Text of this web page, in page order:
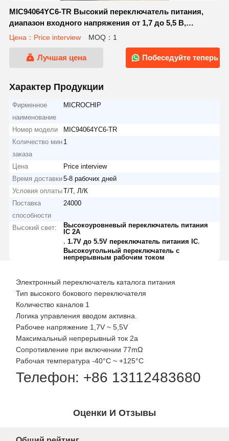
MIC94064YC6-TR Высокий переключатель питания,
диапазон входного напряжения от 1,7 до 5,5 В,
непрерывный рабочий ток 2 А.
Цена：Price interview MOQ：1
Лучшая цена Побеседуйте теперь
Характер Продукции
Фирменное
наименование
MICROCHIP
Номер модели
MIC94064YC6-TR
Количество мин
заказа
1
Цена
Price interview
Время доставки5-8 рабочих дней
Условия оплатыТ/Т, Л/К
Поставка
способности
24000
Высокий свет:
Высокоуровневый переключатель питания
IC 2A
,1.7V до 5.5V переключатель питания IC
Высокоугольный переключатель с
непрерывным рабочим током
Электронный переключатель каталога питания
Тип высокого бокового переключателя
Количество каналов 1
Логика управления вводом активна.
Рабочее напряжение 1,7V ~ 5,5V
Максимальный непрерывный ток 2а
Сопротивление при включении 77mΩ
Рабочая температура -40°C ~ +125°C
Телефон: +86 13112483680
Оценки И Отзывы